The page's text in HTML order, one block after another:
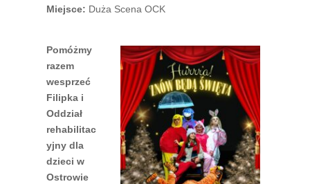
Miejsce: Duża Scena OCK
Pomóżmy
razem
wesprzeć
Filipka i
Oddział
rehabilitac
yjny dla
dzieci w
Ostrowie